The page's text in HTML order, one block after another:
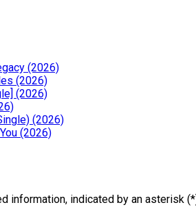
(2026)
(2026)
(2026)
(2026)
(2026)
information, indicated by an asterisk